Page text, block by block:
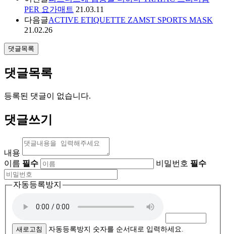
PER 요가매트 21.03.11
다음글ACTIVE ETIQUETTE ZAMST SPORTS MASK
21.02.26
댓글목록
댓글목록
등록된 댓글이 없습니다.
댓글쓰기
내용
이름 필수 비밀번호 필수
자동등록방지
새로고침 자동등록방지 숫자를 순서대로 입력하세요.